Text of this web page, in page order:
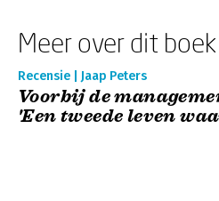
Meer over dit boek
Recensie | Jaap Peters
Voorbij de
'Een tweede leven